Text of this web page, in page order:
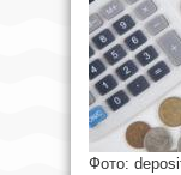
Фото: